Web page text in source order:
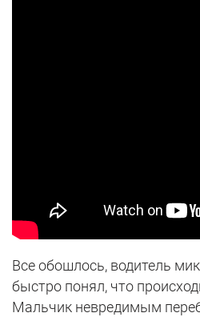
Все обошлось, водитель
быстро понял, что
Мальчик невредимым